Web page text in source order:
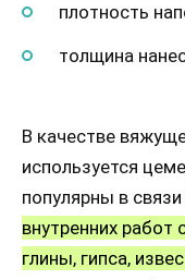
плотность
толщина
В качестве
используется
популярны в
внутренних работ
глины, гипса,